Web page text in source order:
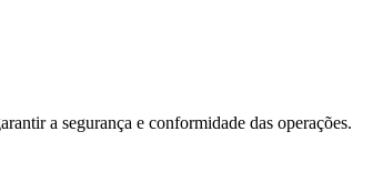
a segurança e conformidade das operações.